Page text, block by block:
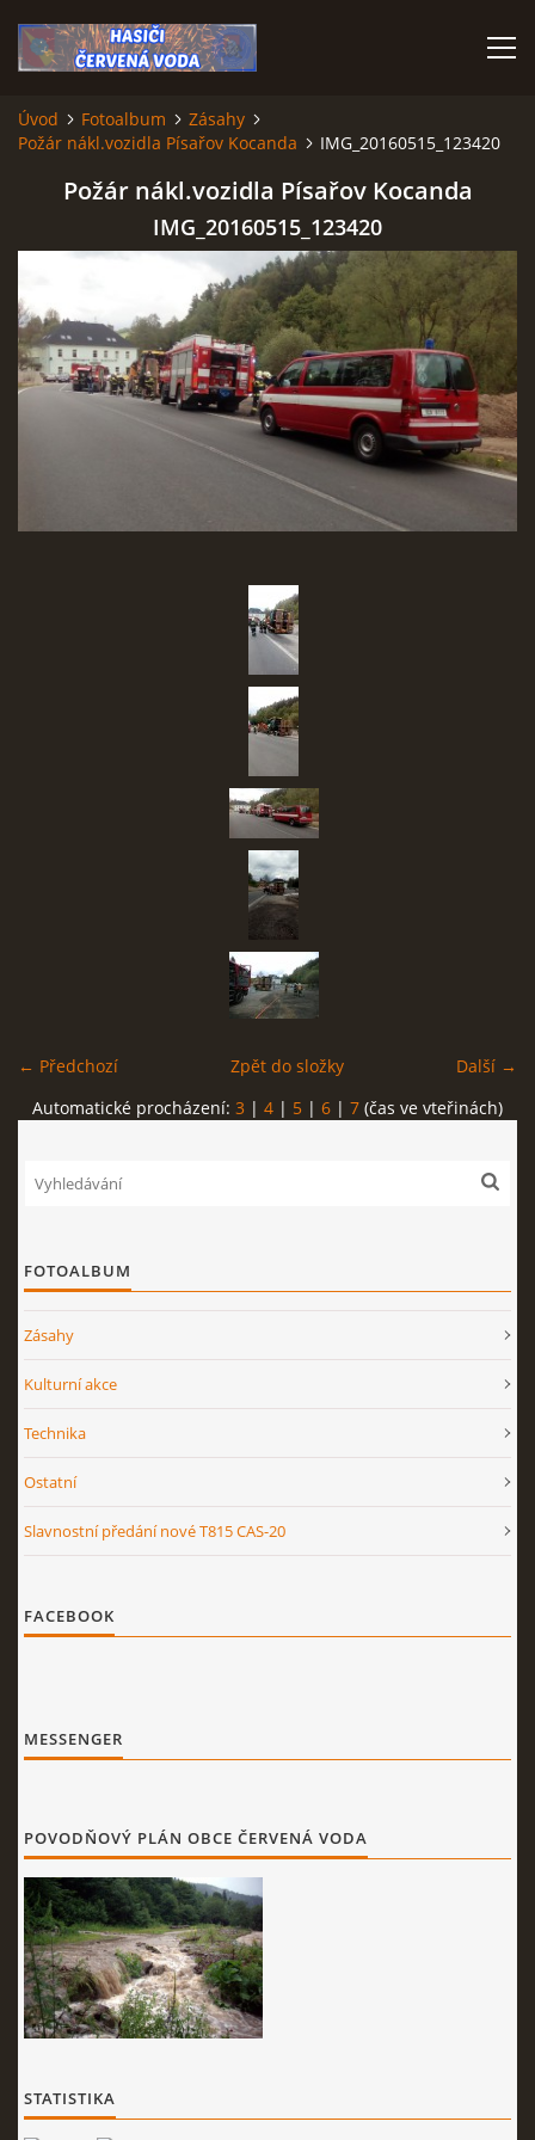
ÚVOD
VÝJEZDOVÁ JEDNOTKA
VÝJEZDY V ROCE 2026
KONTAKTY
SBĚR VYSLOUŽILÉHO ELEKTROZAŘÍZENÍ
RADY V NOUZI, DŮLEŽITÉ TEL. ČÍSLA
English
© 2026 eStránky.cz
Úvod Fotoalbum
Zásahy
Požár nákl.vozidla Písařov Kocanda
IMG_20160515_123420
Požár nákl.vozidla Písařov Kocanda
IMG_20160515_123420
← Předchozí Další →
Zpět do složky
Automatické procházení: 3 | 4 | 5 | 6 | 7 (čas ve vteřinách)
FOTOALBUM
Zásahy
Kulturní akce
Technika
Ostatní
Slavnostní předání nové T815 CAS-20
FACEBOOK
MESSENGER
POVODŇOVÝ PLÁN OBCE ČERVENÁ VODA
STATISTIKA